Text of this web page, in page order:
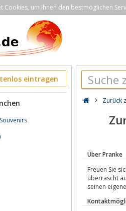
Cookies, um Ihnen den bestmöglichen
eintragen
Zurück
Über Pranke
Freuen Sie
überrascht
seinen